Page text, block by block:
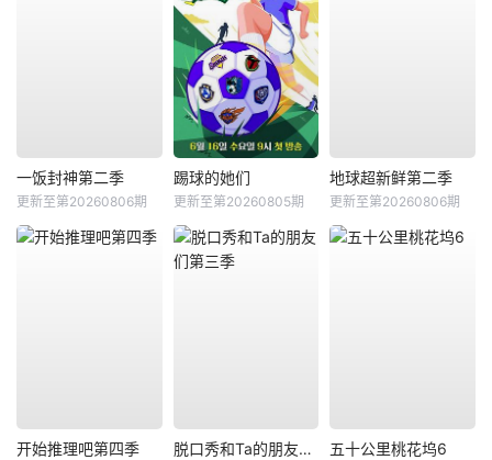
一饭封神第二季
更新至第20260806期
踢球的她们
更新至第20260805期
地球超新鲜第二季
更新至第20260806期
开始推理吧第四季 脱口秀和Ta的朋友们第三季 五十公里桃花坞6